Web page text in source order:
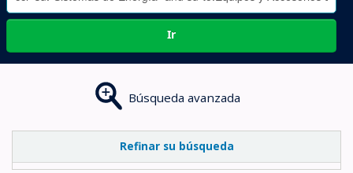
Ir
Búsqueda avanzada
Refinar su búsqueda